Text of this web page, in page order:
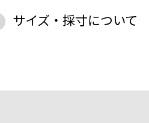
サイズ・採寸について